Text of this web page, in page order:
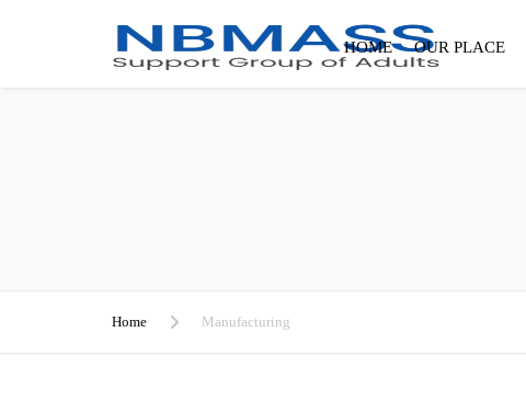
HOME OUR PLACE
Home Manufacturing